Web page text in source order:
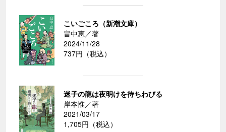
こいごころ（新潮文庫）
畠中恵／著
2024/11/28
737円（税込）
迷子の龍は夜明けを待ちわびる
岸本惟／著
2021/03/17
1,705円（税込）